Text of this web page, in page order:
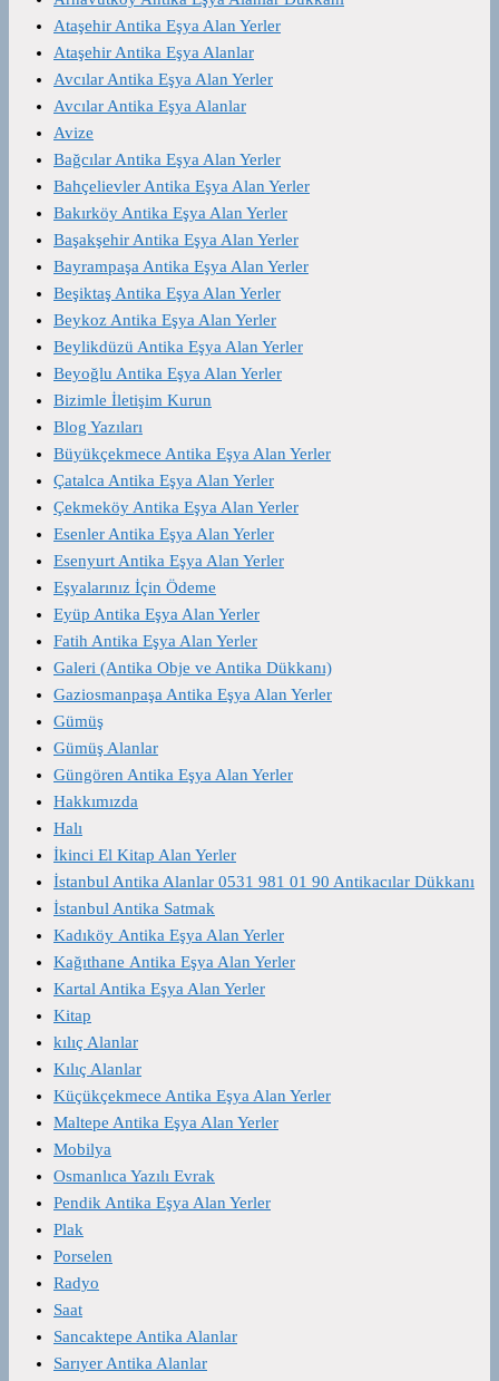
Ataşehir Antika Eşya Alan Yerler
Ataşehir Antika Eşya Alanlar
Avcılar Antika Eşya Alan Yerler
Avcılar Antika Eşya Alanlar
Avize
Bağcılar Antika Eşya Alan Yerler
Bahçelievler Antika Eşya Alan Yerler
Bakırköy Antika Eşya Alan Yerler
Başakşehir Antika Eşya Alan Yerler
Bayrampaşa Antika Eşya Alan Yerler
Beşiktaş Antika Eşya Alan Yerler
Beykoz Antika Eşya Alan Yerler
Beylikdüzü Antika Eşya Alan Yerler
Beyoğlu Antika Eşya Alan Yerler
Bizimle İletişim Kurun
Blog Yazıları
Büyükçekmece Antika Eşya Alan Yerler
Çatalca Antika Eşya Alan Yerler
Çekmeköy Antika Eşya Alan Yerler
Esenler Antika Eşya Alan Yerler
Esenyurt Antika Eşya Alan Yerler
Eşyalarınız İçin Ödeme
Eyüp Antika Eşya Alan Yerler
Fatih Antika Eşya Alan Yerler
Galeri (Antika Obje ve Antika Dükkanı)
Gaziosmanpaşa Antika Eşya Alan Yerler
Gümüş
Gümüş Alanlar
Güngören Antika Eşya Alan Yerler
Hakkımızda
Halı
İkinci El Kitap Alan Yerler
İstanbul Antika Alanlar 0531 981 01 90 Antikacılar Dükkanı
İstanbul Antika Satmak
Kadıköy Antika Eşya Alan Yerler
Kağıthane Antika Eşya Alan Yerler
Kartal Antika Eşya Alan Yerler
Kitap
kılıç Alanlar
Kılıç Alanlar
Küçükçekmece Antika Eşya Alan Yerler
Maltepe Antika Eşya Alan Yerler
Mobilya
Osmanlıca Yazılı Evrak
Pendik Antika Eşya Alan Yerler
Plak
Porselen
Radyo
Saat
Sancaktepe Antika Alanlar
Sarıyer Antika Alanlar